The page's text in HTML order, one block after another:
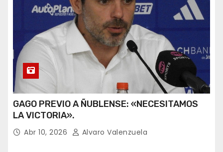
GAGO PREVIO A ÑUBLENSE: «NECESITAMOS
LA VICTORIA».
Abr 10, 2026 Alvaro Valenzuela